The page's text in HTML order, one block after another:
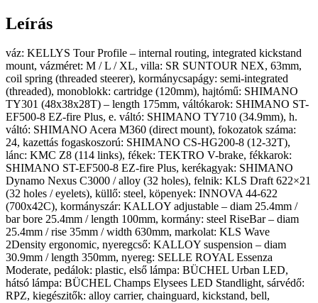
Leírás
váz: KELLYS Tour Profile – internal routing, integrated kickstand
mount, vázméret: M / L / XL, villa: SR SUNTOUR NEX, 63mm,
coil spring (threaded steerer), kormánycsapágy: semi-integrated
(threaded), monoblokk: cartridge (120mm), hajtómű: SHIMANO
TY301 (48x38x28T) – length 175mm, váltókarok: SHIMANO ST-
EF500-8 EZ-fire Plus, e. váltó: SHIMANO TY710 (34.9mm), h.
váltó: SHIMANO Acera M360 (direct mount), fokozatok száma:
24, kazettás fogaskoszorú: SHIMANO CS-HG200-8 (12-32T),
lánc: KMC Z8 (114 links), fékek: TEKTRO V-brake, fékkarok:
SHIMANO ST-EF500-8 EZ-fire Plus, kerékagyak: SHIMANO
Dynamo Nexus C3000 / alloy (32 holes), felnik: KLS Draft 622×21
(32 holes / eyelets), küllő: steel, köpenyek: INNOVA 44-622
(700x42C), kormányszár: KALLOY adjustable – diam 25.4mm /
bar bore 25.4mm / length 100mm, kormány: steel RiseBar – diam
25.4mm / rise 35mm / width 630mm, markolat: KLS Wave
2Density ergonomic, nyeregcső: KALLOY suspension – diam
30.9mm / length 350mm, nyereg: SELLE ROYAL Essenza
Moderate, pedálok: plastic, első lámpa: BÜCHEL Urban LED,
hátsó lámpa: BÜCHEL Champs Elysees LED Standlight, sárvédő:
RPZ, kiegészitők: alloy carrier, chainguard, kickstand, bell,